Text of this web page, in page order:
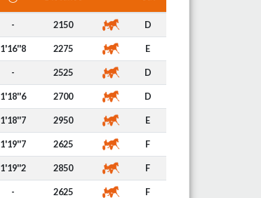
- 2150 D
1'16''8 2275 E
- 2525 D
1'18''6 2700 D
1'18''7 2950 E
1'19''7 2625 F
1'19''2 2850 F
- 2625 F